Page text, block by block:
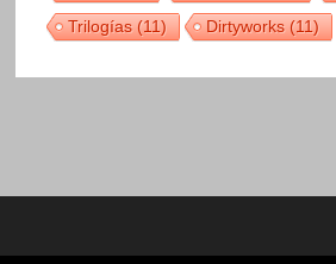
Trilogías(11) Dirtyworks(11)